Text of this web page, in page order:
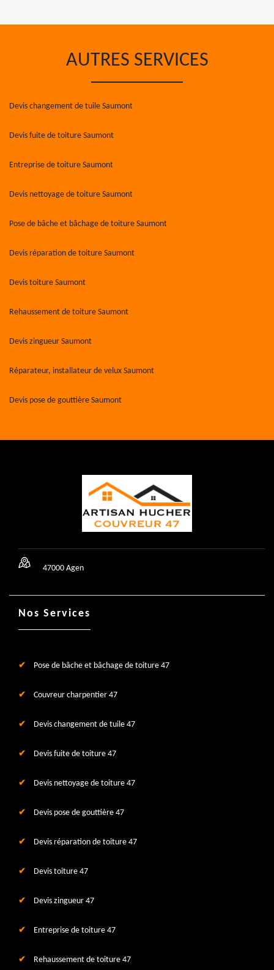
AUTRES SERVICES
Devis changement de tuile Saumont
Devis fuite de toiture Saumont
Entreprise de toiture Saumont
Devis nettoyage de toiture Saumont
Pose de bâche et bâchage de toiture Saumont
Devis réparation de toiture Saumont
Devis toiture Saumont
Rehaussement de toiture Saumont
Devis zingueur Saumont
Réparateur, installateur de velux Saumont
Devis pose de gouttière Saumont
47000 Agen
Nos Services
Pose de bâche et bâchage de toiture 47
Couvreur charpentier 47
Devis changement de tuile 47
Devis fuite de toiture 47
Devis nettoyage de toiture 47
Devis pose de gouttière 47
Devis réparation de toiture 47
Devis toiture 47
Devis zingueur 47
Entreprise de toiture 47
Rehaussement de toiture 47